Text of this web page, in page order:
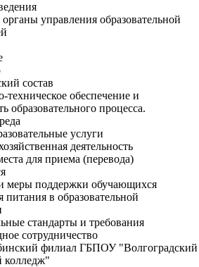
управления образовательной
состав
техническое обеспечение и
образовательного процесса.
услуги
деятельность
для приема (перевода)
меры поддержки обучающихся
питания в образовательной
стандарты и требования
сотрудничество
филиал ГБПОУ "Волгоградский
колледж"